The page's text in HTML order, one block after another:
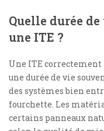
Quelle durée
une ITE ?
Une ITE
une durée de vie
des systèmes bien
fourchette. Les
certains panneaux